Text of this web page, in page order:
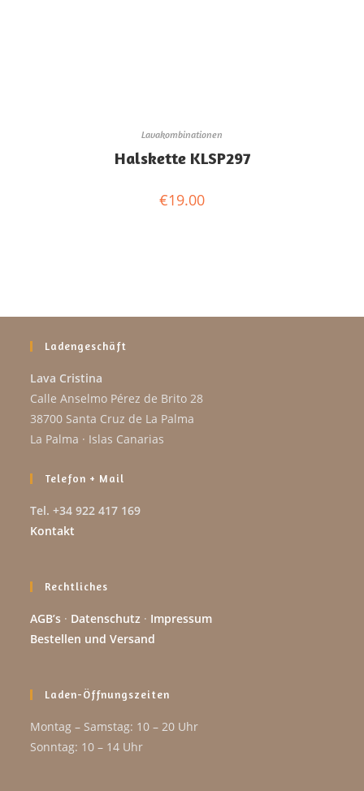
Lavakombinationen
Halskette KLSP297
€19.00
Ladengeschäft
Lava Cristina
Calle Anselmo Pérez de Brito 28
38700 Santa Cruz de La Palma
La Palma · Islas Canarias
Telefon + Mail
Tel. +34 922 417 169
Kontakt
Rechtliches
AGB’s · Datenschutz · Impressum
Bestellen und Versand
Laden-Öffnungszeiten
Montag – Samstag: 10 – 20 Uhr
Sonntag: 10 – 14 Uhr